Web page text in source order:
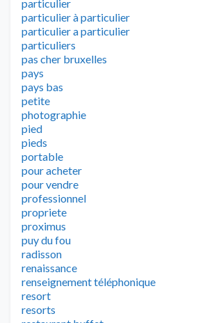
particulier
particulier à particulier
particulier a particulier
particuliers
pas cher bruxelles
pays
pays bas
petite
photographie
pied
pieds
portable
pour acheter
pour vendre
professionnel
propriete
proximus
puy du fou
radisson
renaissance
renseignement téléphonique
resort
resorts